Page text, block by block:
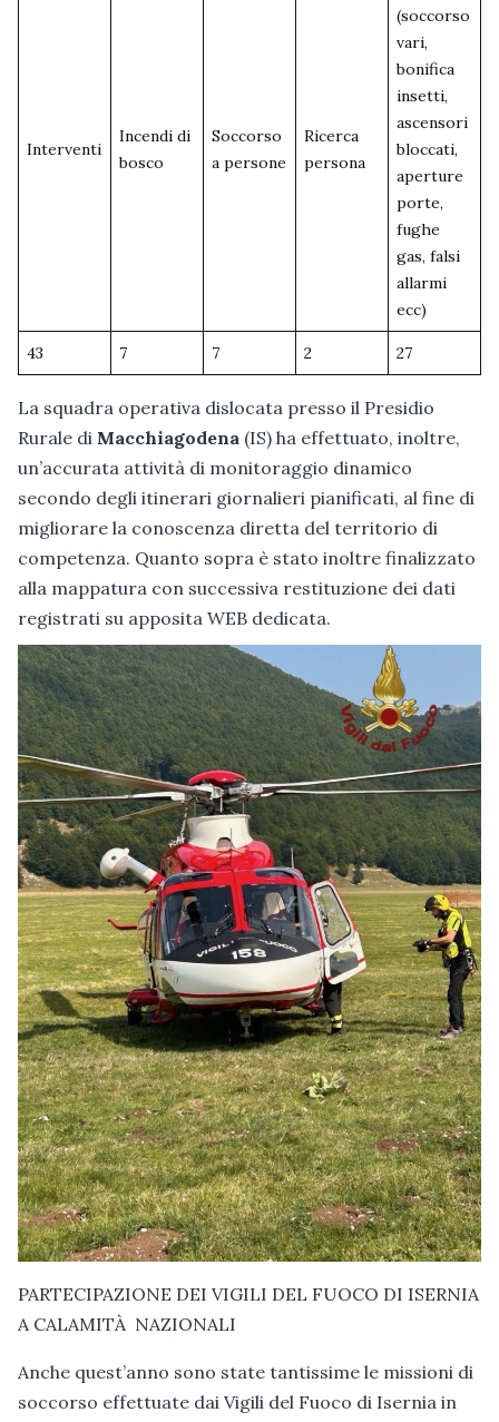
Interventi
Incendi di
bosco
Soccorso
a persone
Ricerca
persona
(soccorso
vari,
bonifica
insetti,
ascensori
bloccati,
aperture
porte,
fughe
gas, falsi
allarmi
ecc)
43 7 7 2 27
La squadra operativa dislocata presso il Presidio
Rurale di Macchiagodena (IS) ha effettuato, inoltre,
un’accurata attività di monitoraggio dinamico
secondo degli itinerari giornalieri pianificati, al fine di
migliorare la conoscenza diretta del territorio di
competenza. Quanto sopra è stato inoltre finalizzato
alla mappatura con successiva restituzione dei dati
registrati su apposita WEB dedicata.
PARTECIPAZIONE DEI VIGILI DEL FUOCO DI ISERNIA
A CALAMITÀ NAZIONALI
Anche quest’anno sono state tantissime le missioni di
soccorso effettuate dai Vigili del Fuoco di Isernia in